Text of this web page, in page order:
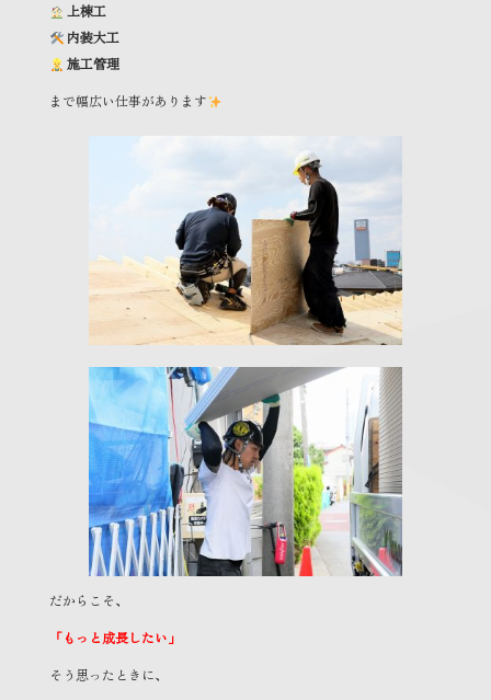
上棟工
内装大工
施工管理
まで幅広い仕事があります
だからこそ、
「もっと成長したい」
そう思ったときに、